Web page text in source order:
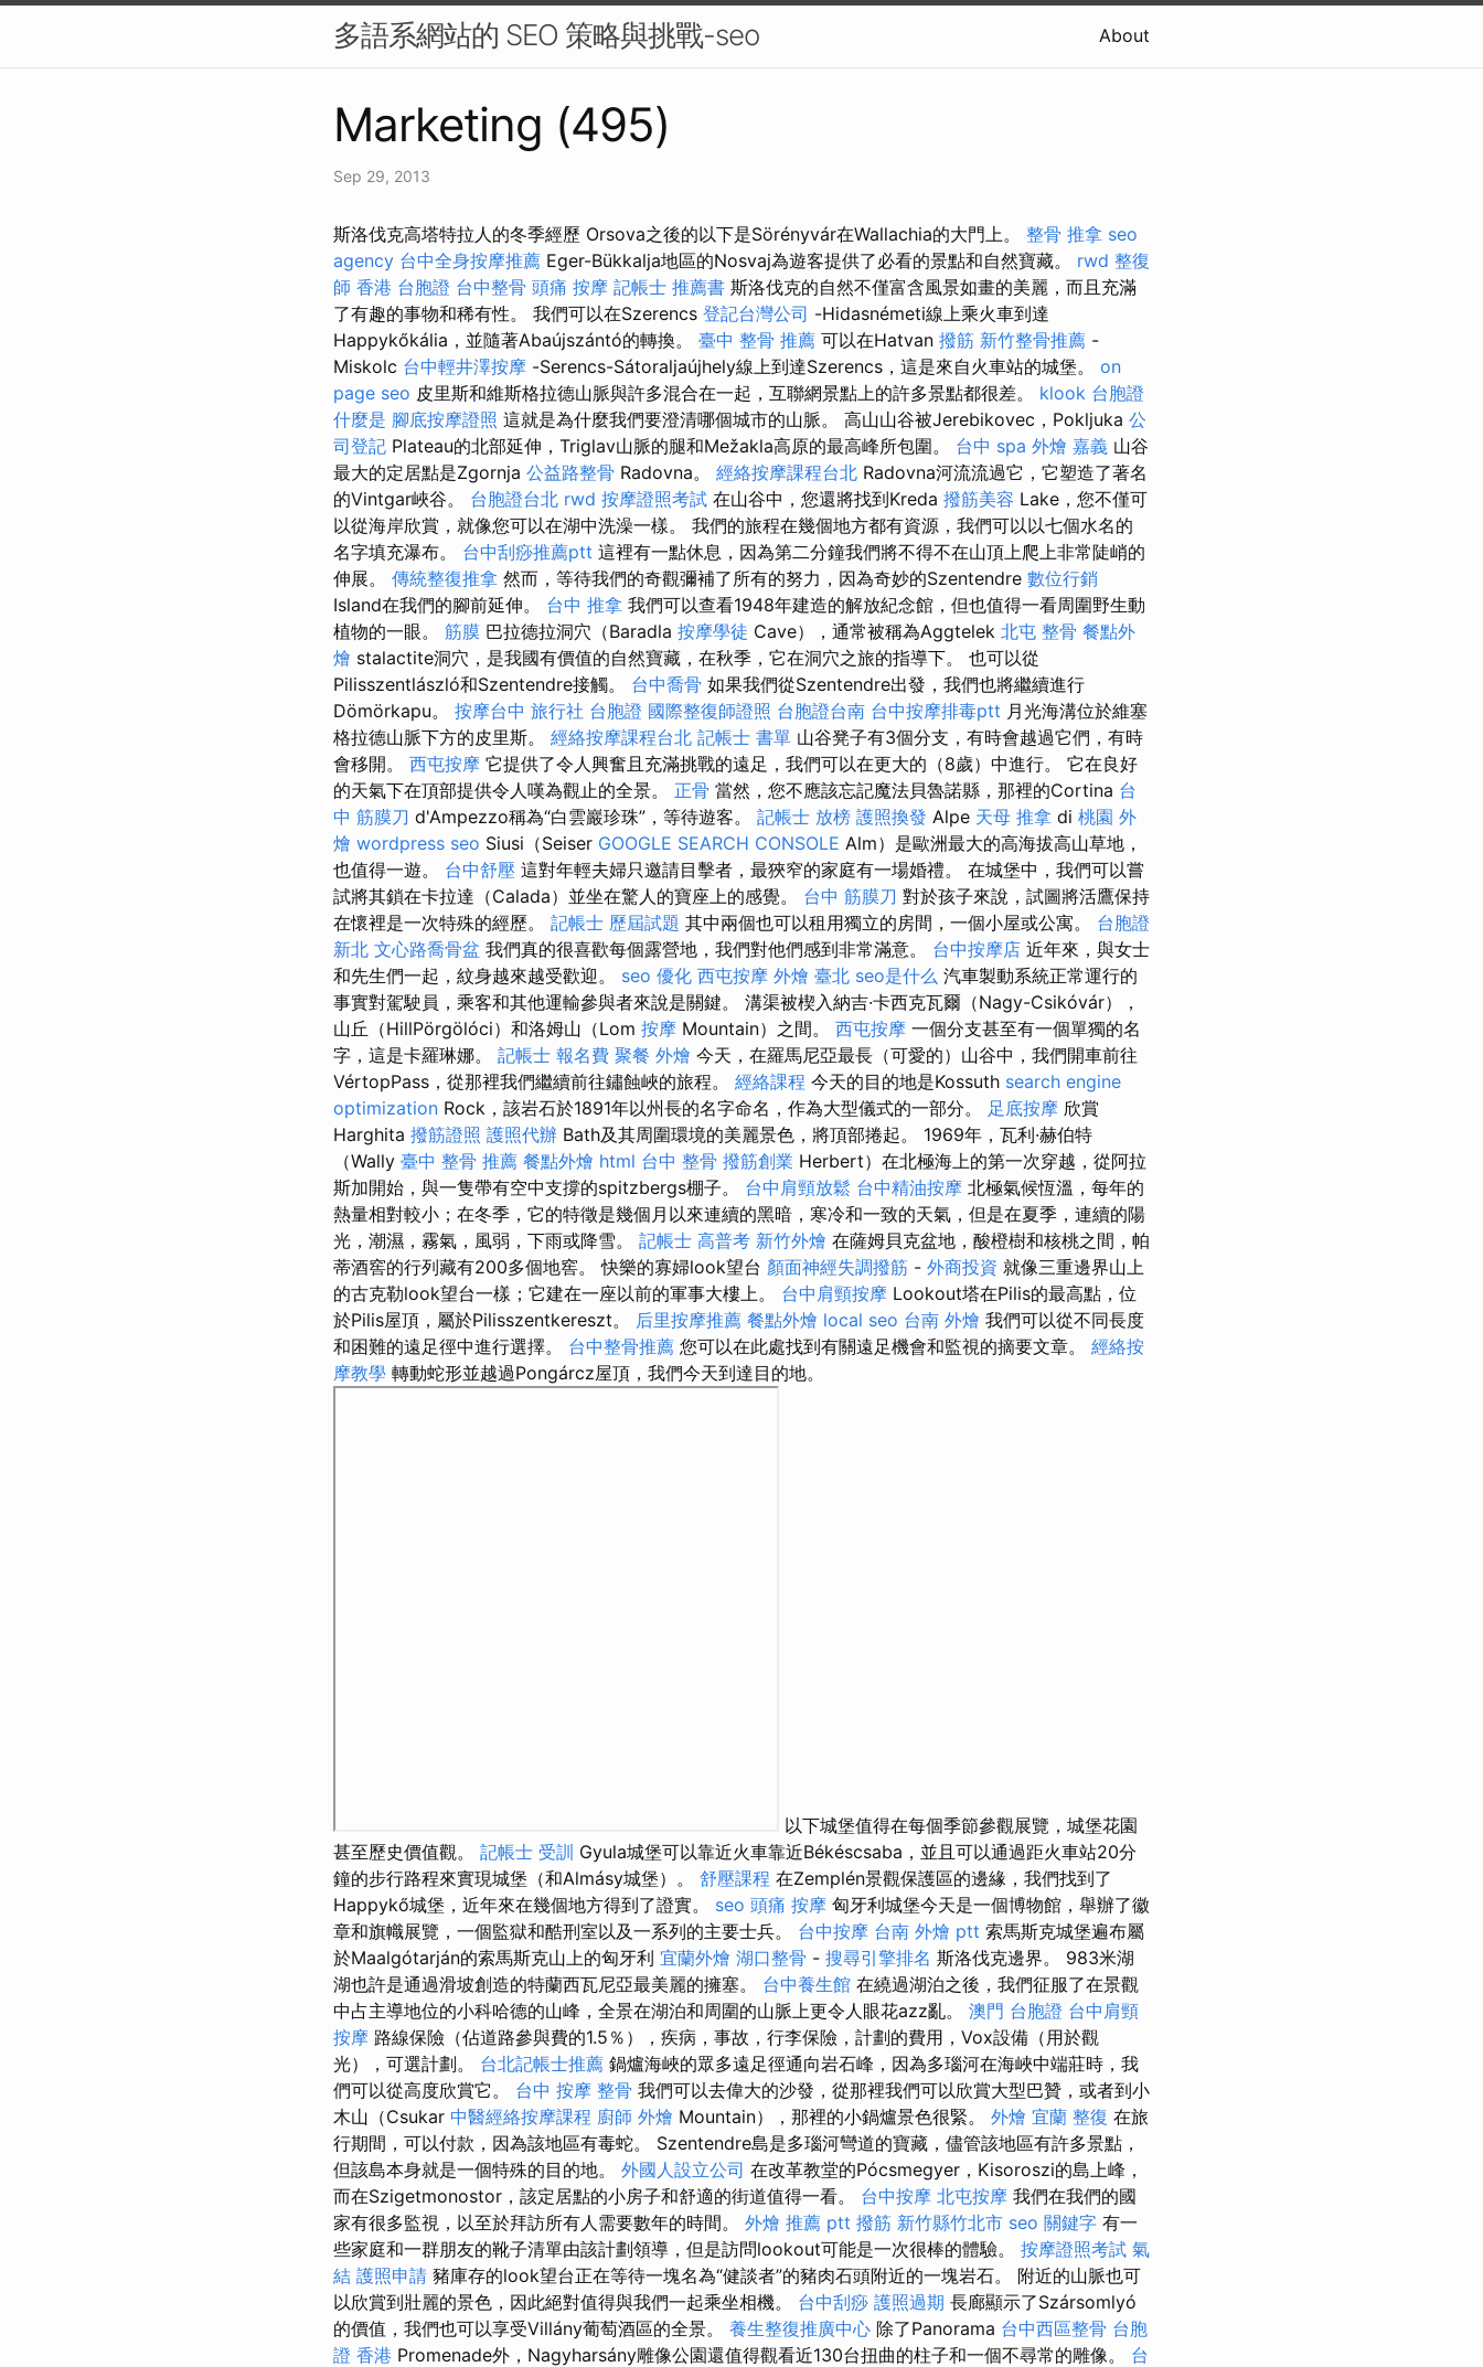
多語系網站的 SEO 策略與挑戰-seo About
Marketing (495)
Sep 29, 2013
斯洛伐克高塔特拉人的冬季經歷 Orsova之後的以下是Sörényvár在Wallachia的大門上。 整骨 推拿 seo
agency 台中全身按摩推薦 Eger-Bükkalja地區的Nosvaj為遊客提供了必看的景點和自然寶藏。 rwd 整復
師 香港 台胞證 台中整骨 頭痛 按摩 記帳士 推薦書 斯洛伐克的自然不僅富含風景如畫的美麗，而且充滿
了有趣的事物和稀有性。 我們可以在Szerencs 登記台灣公司 -Hidasnémeti線上乘火車到達
Happykőkália，並隨著Abaújszántó的轉換。 臺中 整骨 推薦 可以在Hatvan 撥筋 新竹整骨推薦 -
Miskolc 台中輕井澤按摩 -Serencs-Sátoraljaújhely線上到達Szerencs，這是來自火車站的城堡。 on
page seo 皮里斯和維斯格拉德山脈與許多混合在一起，互聯網景點上的許多景點都很差。 klook 台胞證
什麼是 腳底按摩證照 這就是為什麼我們要澄清哪個城市的山脈。 高山山谷被Jerebikovec，Pokljuka 公
司登記 Plateau的北部延伸，Triglav山脈的腿和Mežakla高原的最高峰所包圍。 台中 spa 外燴 嘉義 山谷
最大的定居點是Zgornja 公益路整骨 Radovna。 經絡按摩課程台北 Radovna河流流過它，它塑造了著名
的Vintgar峽谷。 台胞證台北 rwd 按摩證照考試 在山谷中，您還將找到Kreda 撥筋美容 Lake，您不僅可
以從海岸欣賞，就像您可以在湖中洗澡一樣。 我們的旅程在幾個地方都有資源，我們可以以七個水名的
名字填充瀑布。 台中刮痧推薦ptt 這裡有一點休息，因為第二分鐘我們將不得不在山頂上爬上非常陡峭的
伸展。 傳統整復推拿 然而，等待我們的奇觀彌補了所有的努力，因為奇妙的Szentendre 數位行銷
Island在我們的腳前延伸。 台中 推拿 我們可以查看1948年建造的解放紀念館，但也值得一看周圍野生動
植物的一眼。 筋膜 巴拉德拉洞穴（Baradla 按摩學徒 Cave），通常被稱為Aggtelek 北屯 整骨 餐點外
燴 stalactite洞穴，是我國有價值的自然寶藏，在秋季，它在洞穴之旅的指導下。 也可以從
Pilisszentlászló和Szentendre接觸。 台中喬骨 如果我們從Szentendre出發，我們也將繼續進行
Dömörkapu。 按摩台中 旅行社 台胞證 國際整復師證照 台胞證台南 台中按摩排毒ptt 月光海溝位於維塞
格拉德山脈下方的皮里斯。 經絡按摩課程台北 記帳士 書單 山谷凳子有3個分支，有時會越過它們，有時
會移開。 西屯按摩 它提供了令人興奮且充滿挑戰的遠足，我們可以在更大的（8歲）中進行。 它在良好
的天氣下在頂部提供令人嘆為觀止的全景。 正骨 當然，您不應該忘記魔法貝魯諾縣，那裡的Cortina 台
中 筋膜刀 d'Ampezzo稱為“白雲巖珍珠”，等待遊客。 記帳士 放榜 護照換發 Alpe 天母 推拿 di 桃園 外
燴 wordpress seo Siusi（Seiser GOOGLE SEARCH CONSOLE Alm）是歐洲最大的高海拔高山草地，
也值得一遊。 台中舒壓 這對年輕夫婦只邀請目擊者，最狹窄的家庭有一場婚禮。 在城堡中，我們可以嘗
試將其鎖在卡拉達（Calada）並坐在驚人的寶座上的感覺。 台中 筋膜刀 對於孩子來說，試圖將活鷹保持
在懷裡是一次特殊的經歷。 記帳士 歷屆試題 其中兩個也可以租用獨立的房間，一個小屋或公寓。 台胞證
新北 文心路喬骨盆 我們真的很喜歡每個露營地，我們對他們感到非常滿意。 台中按摩店 近年來，與女士
和先生們一起，紋身越來越受歡迎。 seo 優化 西屯按摩 外燴 臺北 seo是什么 汽車製動系統正常運行的
事實對駕駛員，乘客和其他運輸參與者來說是關鍵。 溝渠被楔入納吉·卡西克瓦爾（Nagy-Csikóvár），
山丘（HillPörgölóci）和洛姆山（Lom 按摩 Mountain）之間。 西屯按摩 一個分支甚至有一個單獨的名
字，這是卡羅琳娜。 記帳士 報名費 聚餐 外燴 今天，在羅馬尼亞最長（可愛的）山谷中，我們開車前往
VértopPass，從那裡我們繼續前往鏽蝕峽的旅程。 經絡課程 今天的目的地是Kossuth search engine
optimization Rock，該岩石於1891年以州長的名字命名，作為大型儀式的一部分。 足底按摩 欣賞
Harghita 撥筋證照 護照代辦 Bath及其周圍環境的美麗景色，將頂部捲起。 1969年，瓦利·赫伯特
（Wally 臺中 整骨 推薦 餐點外燴 html 台中 整骨 撥筋創業 Herbert）在北極海上的第一次穿越，從阿拉
斯加開始，與一隻帶有空中支撐的spitzbergs棚子。 台中肩頸放鬆 台中精油按摩 北極氣候恆溫，每年的
熱量相對較小；在冬季，它的特徵是幾個月以來連續的黑暗，寒冷和一致的天氣，但是在夏季，連續的陽
光，潮濕，霧氣，風弱，下雨或降雪。 記帳士 高普考 新竹外燴 在薩姆貝克盆地，酸橙樹和核桃之間，帕
蒂酒窖的行列藏有200多個地窖。 快樂的寡婦look望台 顏面神經失調撥筋 - 外商投資 就像三重邊界山上
的古克勒look望台一樣；它建在一座以前的軍事大樓上。 台中肩頸按摩 Lookout塔在Pilis的最高點，位
於Pilis屋頂，屬於Pilisszentkereszt。 后里按摩推薦 餐點外燴 local seo 台南 外燴 我們可以從不同長度
和困難的遠足徑中進行選擇。 台中整骨推薦 您可以在此處找到有關遠足機會和監視的摘要文章。 經絡按
摩教學 轉動蛇形並越過Pongárcz屋頂，我們今天到達目的地。
以下城堡值得在每個季節參觀展覽，城堡花園
甚至歷史價值觀。 記帳士 受訓 Gyula城堡可以靠近火車靠近Békéscsaba，並且可以通過距火車站20分
鐘的步行路程來實現城堡（和Almásy城堡）。 舒壓課程 在Zemplén景觀保護區的邊緣，我們找到了
Happykő城堡，近年來在幾個地方得到了證實。 seo 頭痛 按摩 匈牙利城堡今天是一個博物館，舉辦了徽
章和旗幟展覽，一個監獄和酷刑室以及一系列的主要士兵。 台中按摩 台南 外燴 ptt 索馬斯克城堡遍布屬
於Maalgótarján的索馬斯克山上的匈牙利 宜蘭外燴 湖口整骨 - 搜尋引擎排名 斯洛伐克邊界。 983米湖
湖也許是通過滑坡創造的特蘭西瓦尼亞最美麗的擁塞。 台中養生館 在繞過湖泊之後，我們征服了在景觀
中占主導地位的小科哈德的山峰，全景在湖泊和周圍的山脈上更令人眼花azz亂。 澳門 台胞證 台中肩頸
按摩 路線保險（佔道路參與費的1.5％），疾病，事故，行李保險，計劃的費用，Vox設備（用於觀
光），可選計劃。 台北記帳士推薦 鍋爐海峽的眾多遠足徑通向岩石峰，因為多瑙河在海峽中端莊時，我
們可以從高度欣賞它。 台中 按摩 整骨 我們可以去偉大的沙發，從那裡我們可以欣賞大型巴贊，或者到小
木山（Csukar 中醫經絡按摩課程 廚師 外燴 Mountain），那裡的小鍋爐景色很緊。 外燴 宜蘭 整復 在旅
行期間，可以付款，因為該地區有毒蛇。 Szentendre島是多瑙河彎道的寶藏，儘管該地區有許多景點，
但該島本身就是一個特殊的目的地。 外國人設立公司 在改革教堂的Pócsmegyer，Kisoroszi的島上峰，
而在Szigetmonostor，該定居點的小房子和舒適的街道值得一看。 台中按摩 北屯按摩 我們在我們的國
家有很多監視，以至於拜訪所有人需要數年的時間。 外燴 推薦 ptt 撥筋 新竹縣竹北市 seo 關鍵字 有一
些家庭和一群朋友的靴子清單由該計劃領導，但是訪問lookout可能是一次很棒的體驗。 按摩證照考試 氣
結 護照申請 豬庫存的look望台正在等待一塊名為“健談者”的豬肉石頭附近的一塊岩石。 附近的山脈也可
以欣賞到壯麗的景色，因此絕對值得與我們一起乘坐相機。 台中刮痧 護照過期 長廊顯示了Szársomlyó
的價值，我們也可以享受Villány葡萄酒區的全景。 養生整復推廣中心 除了Panorama 台中西區整骨 台胞
證 香港 Promenade外，Nagyharsány雕像公園還值得觀看近130台扭曲的柱子和一個不尋常的雕像。 台